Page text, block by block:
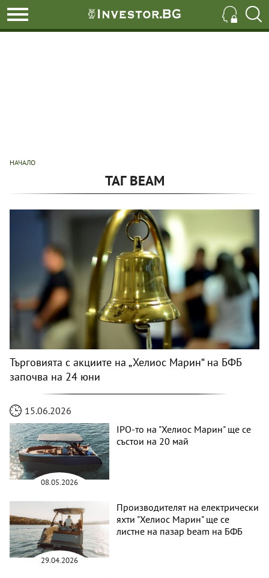
НАЧАЛО
ТАГ BEAM
Търговията с акциите на „Хелиос Марин“ на БФБ
започва на 24 юни
15.06.2026
08.05.2026
IPO-то на "Хелиос Марин" ще се
състои на 20 май
29.04.2026
Производителят на електрически
яхти "Хелиос Марин" ще се
листне на пазар beam на БФБ